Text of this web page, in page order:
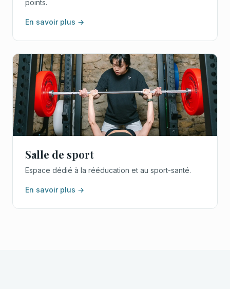
points.
En savoir plus →
Salle de sport
Espace dédié à la rééducation et au sport-santé.
En savoir plus →